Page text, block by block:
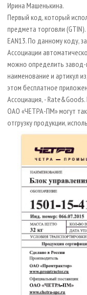
Ирина Машенькина.
Первый код, который
предмета торговли
EAN13. По данному коду,
Ассоциации
можно определить завод-
наименование и артикул
этом бесплатное
Ассоциация, -
ОАО «ЧЕТРА-ПМ» могут
отгрузку продукции,